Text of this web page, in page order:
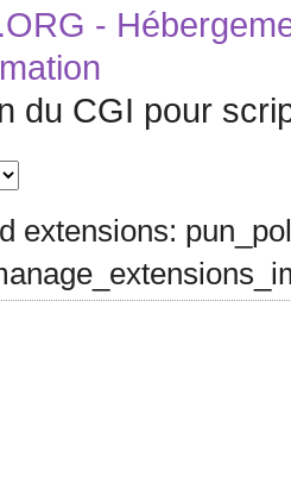
-
du CGI pour
extensions: